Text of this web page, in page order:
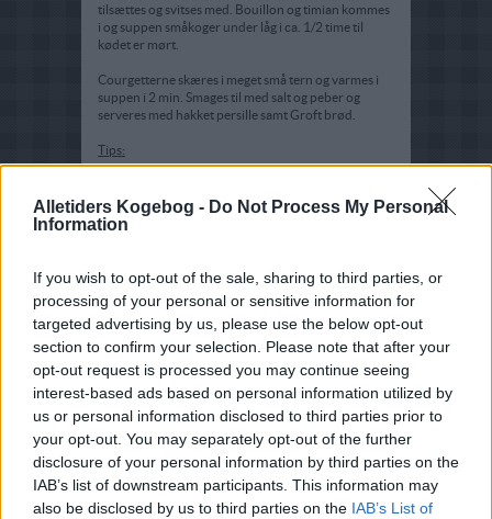
Alletiders Kogebog - Do Not Process My Personal
Information
If you wish to opt-out of the sale, sharing to third parties, or
processing of your personal or sensitive information for
targeted advertising by us, please use the below opt-out
section to confirm your selection. Please note that after your
opt-out request is processed you may continue seeing
interest-based ads based on personal information utilized by
us or personal information disclosed to third parties prior to
your opt-out. You may separately opt-out of the further
disclosure of your personal information by third parties on the
IAB’s list of downstream participants. This information may
also be disclosed by us to third parties on the IAB’s List of
tilsættes og svitses med. Bouillon og timian kommes
i og suppen småkoger under låg i ca. 1/2 time til
kødet er mørt.
Courgetterne skæres i meget små tern og varmes i
suppen i 2 min. Smages til med salt og peber og
serveres med hakket persille samt Groft brød.
Tips: